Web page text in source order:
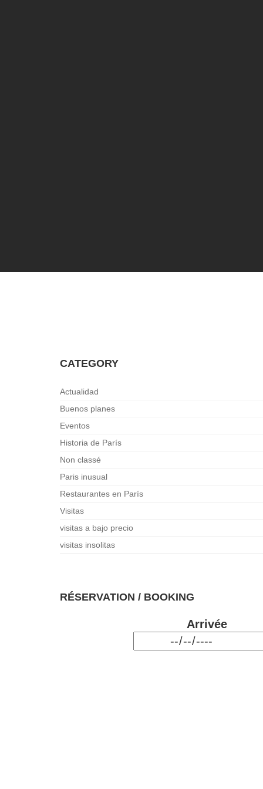
CATEGORY
Actualidad
Buenos planes
Eventos
Historia de París
Non classé
Paris inusual
Restaurantes en París
Visitas
visitas a bajo precio
visitas insolitas
RÉSERVATION / BOOKING
Arrivée